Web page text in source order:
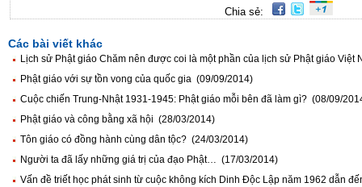
Chia sẻ:
Các bài viết khác
Lịch sử Phật giáo Chăm nên được coi là một phần của lịch sử Phật giáo Việt
Phật giáo với sự tồn vong của quốc gia (09/09/2014)
Cuộc chiến Trung-Nhật 1931-1945: Phật giáo mỗi bên đã làm gì? (08/09/
Phật giáo và công bằng xã hội (28/03/2014)
Tôn giáo có đồng hành cùng dân tộc? (24/03/2014)
Người ta đã lấy những giá trị của đạo Phật… (17/03/2014)
Vấn đề triết học phát sinh từ cuộc không kích Dinh Độc Lập năm 1962 dẫn